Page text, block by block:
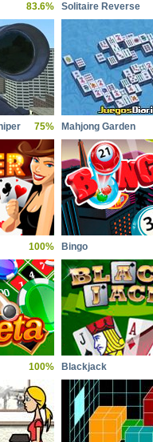
83.6% Solitaire Reverse
75% Mahjong Garden
100% Bingo
100% Blackjack